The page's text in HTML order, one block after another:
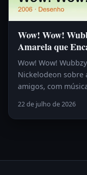
Wow! Wow!
Amarela que
Wow! Wow!
Nickelodeon sobre
amigos, com
22 de julho de 2026